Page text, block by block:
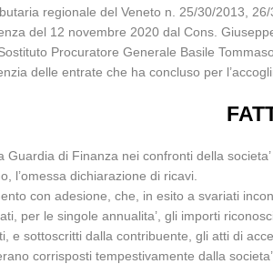
regionale del Veneto n. 25/30/2013,
del 12 novembre 2020 dal Cons.
Procuratore Generale Basile
delle entrate che ha concluso per
di Finanza nei confronti della
l’omessa dichiarazione di ricavi.
con adesione, che, in esito a svariati
per le singole annualita’, gli importi
e sottoscritti dalla contribuente, gli atti di
corrisposti tempestivamente dalla societa’.